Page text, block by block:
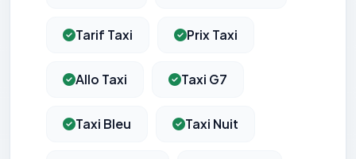
Tarif Taxi Prix Taxi
Allo Taxi Taxi G7
Taxi Bleu Taxi Nuit